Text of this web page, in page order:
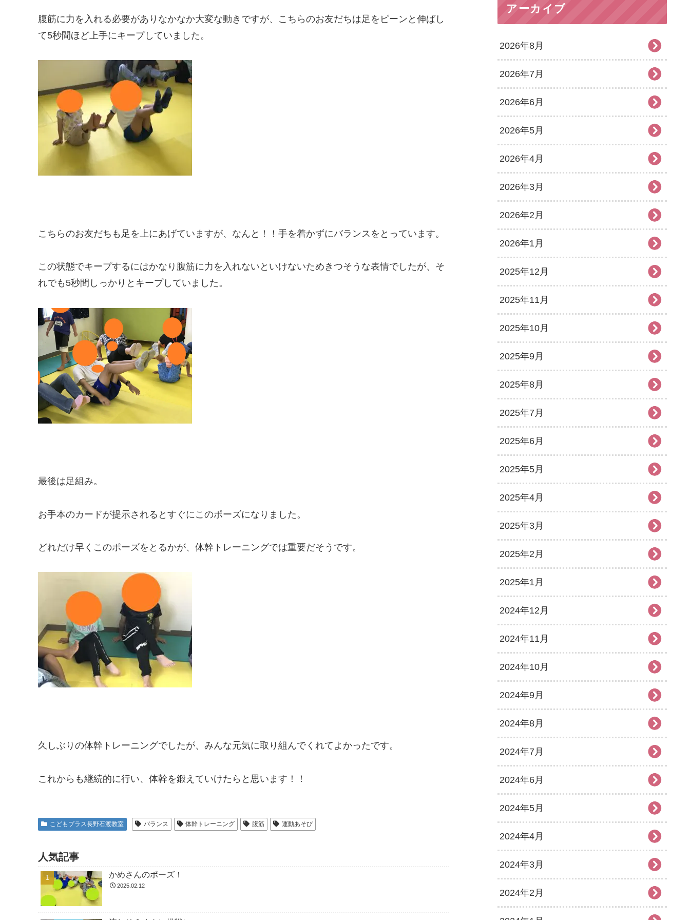
腹筋に力を入れる必要がありなかなか大変な動きですが、こちらのお友だちは足をピーンと伸ばし
て5秒間ほど上手にキープしていました。
こちらのお友だちも足を上にあげていますが、なんと！！手を着かずにバランスをとっています。
この状態でキープするにはかなり腹筋に力を入れないといけないためきつそうな表情でしたが、そ
れでも5秒間しっかりとキープしていました。
最後は足組み。
お手本のカードが提示されるとすぐにこのポーズになりました。
どれだけ早くこのポーズをとるかが、体幹トレーニングでは重要だそうです。
久しぶりの体幹トレーニングでしたが、みんな元気に取り組んでくれてよかったです。
これからも継続的に行い、体幹を鍛えていけたらと思います！！
こどもプラス長野石渡教室 バランス 体幹トレーニング 腹筋 運動あそび
人気記事
かめさんのポーズ！
2025.02.12
アーカイブ
2026年8月
2026年7月
2026年6月
2026年5月
2026年4月
2026年3月
2026年2月
2026年1月
2025年12月
2025年11月
2025年10月
2025年9月
2025年8月
2025年7月
2025年6月
2025年5月
2025年4月
2025年3月
2025年2月
2025年1月
2024年12月
2024年11月
2024年10月
2024年9月
2024年8月
2024年7月
2024年6月
2024年5月
2024年4月
2024年3月
2024年2月